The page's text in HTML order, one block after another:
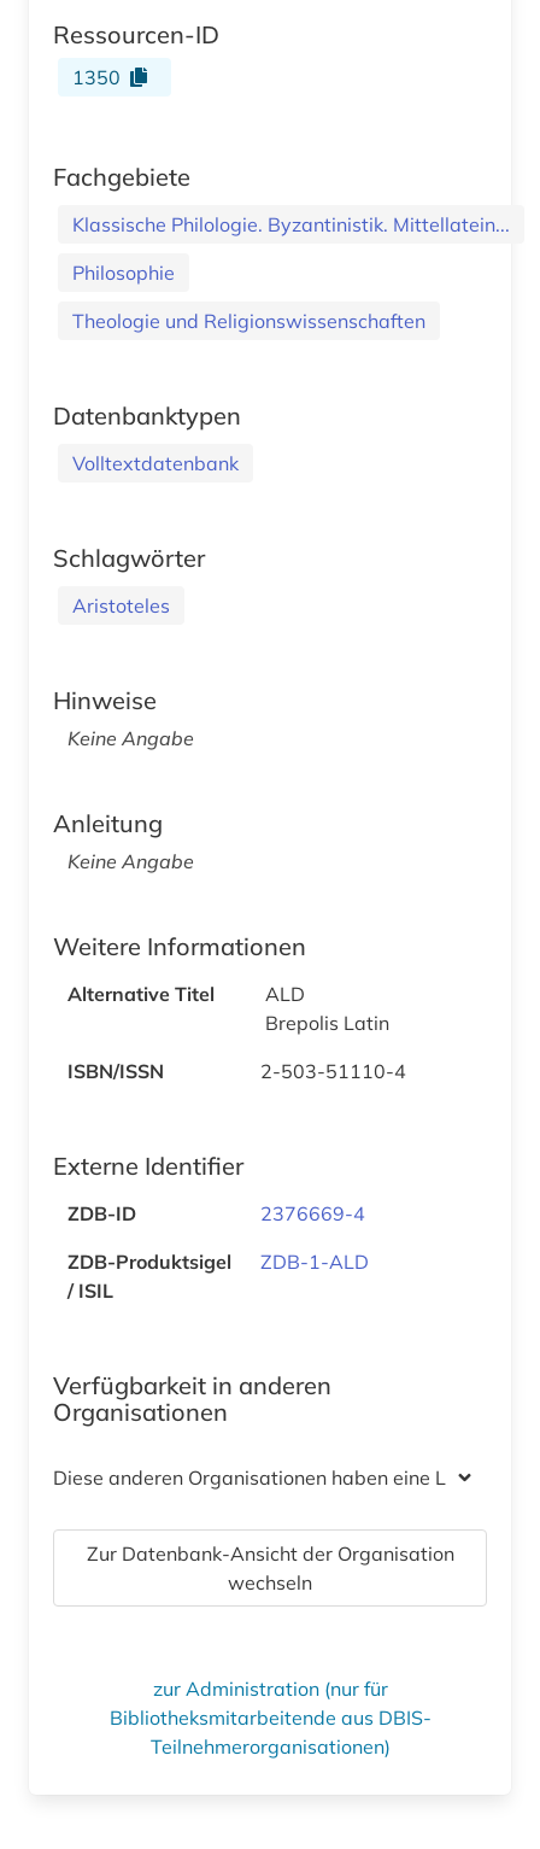
Ressourcen-ID
1350
Fachgebiete
Klassische Philologie. Byzantinistik. Mittellatein...
Philosophie
Theologie und Religionswissenschaften
Datenbanktypen
Volltextdatenbank
Schlagwörter
Aristoteles
Hinweise
Keine Angabe
Anleitung
Keine Angabe
Weitere Informationen
Alternative Titel
ALD
Brepolis Latin
ISBN/ISSN
2-503-51110-4
Externe Identifier
ZDB-ID
2376669-4
ZDB-Produktsigel
/ ISIL
ZDB-1-ALD
Verfügbarkeit in anderen
Organisationen
Diese anderen Organisationen haben eine Lizenz
Zur Datenbank-Ansicht der Organisation
wechseln
zur Administration (nur für
Bibliotheksmitarbeitende aus DBIS-
Teilnehmerorganisationen)